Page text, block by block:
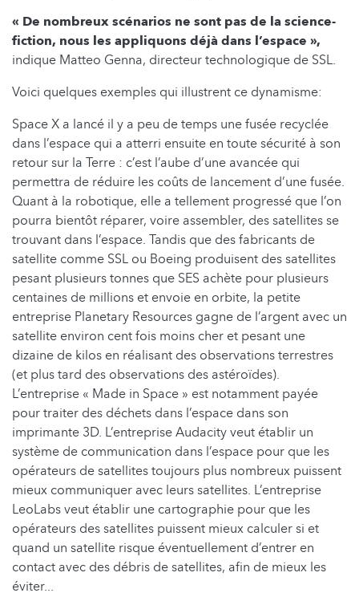
« De nombreux scénarios ne sont pas de la science-
fiction, nous les appliquons déjà dans l’espace »,
indique Matteo Genna, directeur technologique de SSL.
Voici quelques exemples qui illustrent ce dynamisme:
Space X a lancé il y a peu de temps une fusée recyclée
dans l’espace qui a atterri ensuite en toute sécurité à son
retour sur la Terre : c’est l’aube d’une avancée qui
permettra de réduire les coûts de lancement d’une fusée.
Quant à la robotique, elle a tellement progressé que l’on
pourra bientôt réparer, voire assembler, des satellites se
trouvant dans l’espace. Tandis que des fabricants de
satellite comme SSL ou Boeing produisent des satellites
pesant plusieurs tonnes que SES achète pour plusieurs
centaines de millions et envoie en orbite, la petite
entreprise Planetary Resources gagne de l’argent avec un
satellite environ cent fois moins cher et pesant une
dizaine de kilos en réalisant des observations terrestres
(et plus tard des observations des astéroïdes).
L’entreprise « Made in Space » est notamment payée
pour traiter des déchets dans l’espace dans son
imprimante 3D. L’entreprise Audacity veut établir un
système de communication dans l’espace pour que les
opérateurs de satellites toujours plus nombreux puissent
mieux communiquer avec leurs satellites. L’entreprise
LeoLabs veut établir une cartographie pour que les
opérateurs des satellites puissent mieux calculer si et
quand un satellite risque éventuellement d’entrer en
contact avec des débris de satellites, afin de mieux les
éviter...